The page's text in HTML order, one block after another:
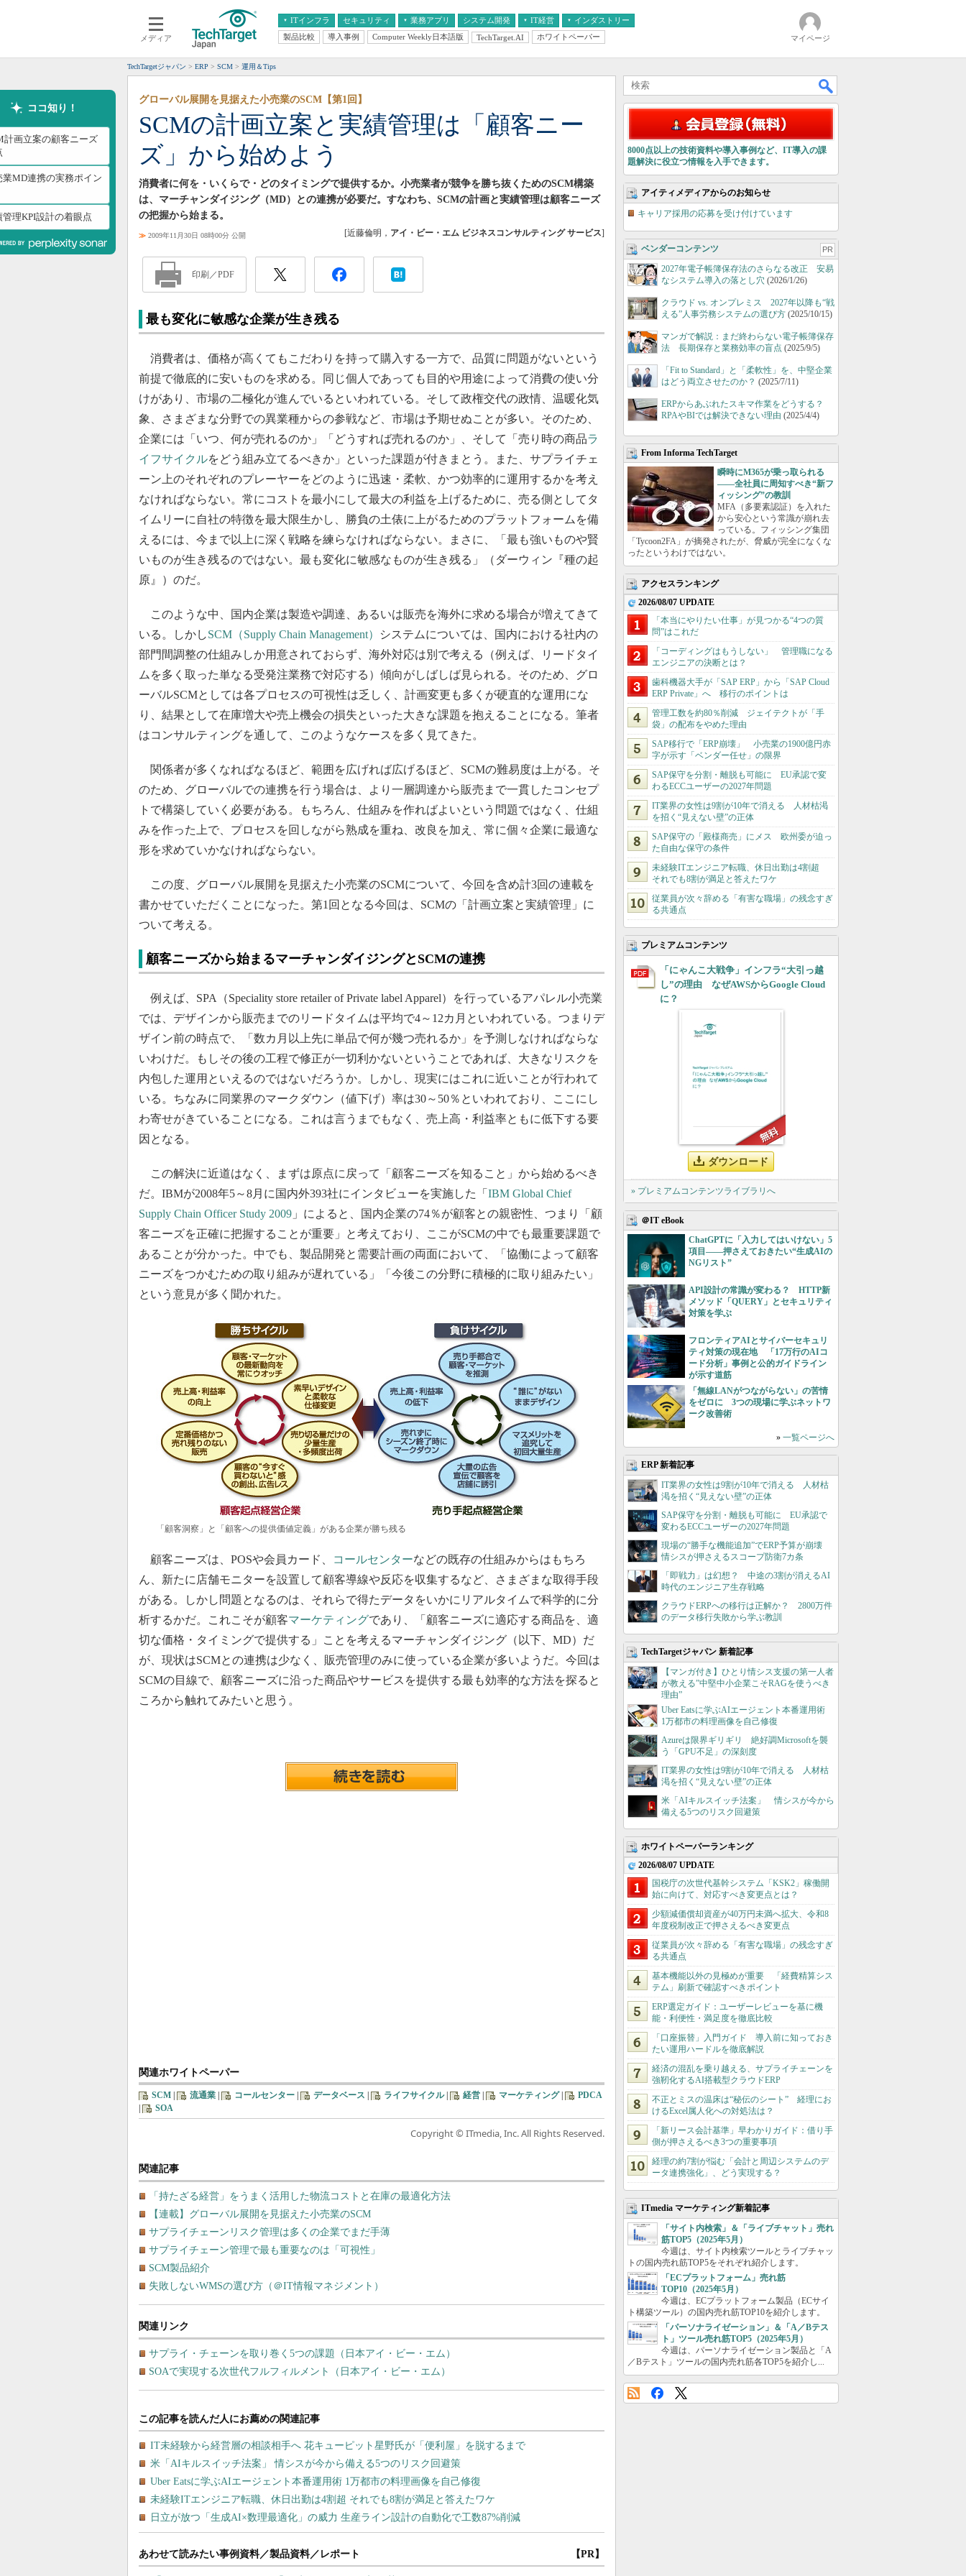
メディア
ITインフラ
クラウド
スマートモバイル
ネットワーク
システム運用管理
セキュリティ 業務アプリ
エンタープライズAI
ERP
CX
情報系システム
システム開発 IT経営
経営とIT
インダストリー
医療IT
製品比較 導入事例 Computer Weekly日本語版 TechTarget.AI ホワイトペーパー マイページ
TechTargetジャパン ERP SCM 運用＆Tips
ココ知り！
計画立案の顧客ニーズ
業MD連携の実務ポイン
管理KPI設計の着眼点
SCMの計画立案と実績管理は「顧客ニー
ズ」から始めよう
グローバル展開を見据えた小売業のSCM【第1回】
消費者に何を・いくらで・どのタイミングで提供するか。小売業者が競争を勝ち抜くためのSCM構築
は、マーチャンダイジング（MD）との連携が必要だ。すなわち、SCMの計画と実績管理は顧客ニーズ
の把握から始まる。
≫ 2009年11月30日 08時00分 公開 [近藤倫明， アイ・ビー・エム ビジネスコンサルティング サービス]
印刷／PDF
最も変化に敏感な企業が生き残る
消費者は、価格が高くてもこだわりを持って購入する一方で、品質に問題がないという
前提で徹底的に安いものを求める。同じ個人であっても目的や用途によって消費の使い分
けがあり、市場の二極化が進んでいるといわれている。そして政権交代の政情、温暖化気
象、さまざまな分野での異業種からの参戦など、市場は予期せぬことが多い。そのため、
企業には「いつ、何が売れるのか」「どうすれば売れるのか」、そして「売り時の商品ラ
イフサイクルをどう組み立てるべきか」といった課題が付きまとう。また、サプライチェ
ーン上のそれぞれのプレーヤーをどのように迅速・柔軟、かつ効率的に運用するかを考え
なければならない。常にコストを最小にして最大の利益を上げるために、売る側としてタ
イムリーに自社の特徴を最大限生かし、勝負の土俵に上がるためのプラットフォームを備
えるには、今まで以上に深く戦略を練らなければならない。まさに、「最も強いものや賢
いものが生き残るのではない。最も変化に敏感なものが生き残る」（ダーウィン『種の起
原』）のだ。
このような中、国内企業は製造や調達、あるいは販売を海外に求める場合が増えてきて
いる。しかしSCM（Supply Chain Management）
システムについては、国内における社内の
部門間調整の仕組みしか用意されておらず、海外対応は別で考える（例えば、リードタイ
ムを多く取った単なる受発注業務で対応する）傾向がしばしば見られる。そのため、グロ
ーバルSCMとしては各プロセスの可視性は乏しく、計画変更も多くが硬直的な運用にな
り、結果として在庫増大や売上機会の損失といった大きな課題を抱えることになる。筆者
はコンサルティングを通して、このようなケースを多く見てきた。
関係者が多くなればなるほど、範囲を広げれば広げるほど、SCMの難易度は上がる。そ
のため、グローバルでの連携を行う場合は、より一層調達から販売まで一貫したコンセプ
トで構築していく必要がある。もちろん、仕組みを作ればよいという問題ではなく、仕組
みを作った上で、プロセスを回しながら熟成を重ね、改良を加え、常に個々企業に最適な
形を求めていかなければならない。
この度、グローバル展開を見据えた小売業のSCMについて、今回を含め計3回の連載を
書かせていただくことになった。第1回となる今回は、SCMの「計画立案と実績管理」に
ついて考える。
顧客ニーズから始まるマーチャンダイジングとSCMの連携
例えば、SPA（Speciality store retailer of Private label Apparel）を行っているアパレル小売業
では、デザインから販売までのリードタイムは平均で4～12カ月といわれている。つまりデ
ザイン前の時点で、「数カ月以上先に単品で何が幾つ売れるか」を予測しなければならな
いわけだ。もしその後の工程で修正が一切利かないということであれば、大きなリスクを
内包した運用といえるのではないだろうか。しかし、現実にはこれに近いことが行われて
いる。ちなみに同業界のマークダウン（値下げ）率は30～50％といわれており、ここにし
わ寄せがきていることになる。これは言うまでもなく、売上高・利益率ともに低下する要
因となる。
この解決に近道はなく、まずは原点に戻って「顧客ニーズを知ること」から始めるべき
だ。IBMが2008年5～8月に国内外393社にインタビューを実施した「 IBM Global Chief
Supply Chain Officer Study 2009 」によると、国内企業の74％が顧客との親密性、つまり「顧
客ニーズを正確に把握することが重要」と考えており、ここがSCMの中でも最重要課題で
あることが分かった。中でも、製品開発と需要計画の両面において、「協働によって顧客
ニーズをつかむための取り組みが遅れている」「今後この分野に積極的に取り組みたい」
という意見が多く聞かれた。
「顧客洞察」と「顧客への提供価値定義」がある企業が勝ち残る
顧客ニーズは、POSや会員カード、 コールセンターなどの既存の仕組みからはもちろ
ん、新たに店舗モニターを設置して顧客導線や反応を収集するなど、さまざまな取得手段
がある。しかし問題となるのは、それらで得たデータをいかにリアルタイムで科学的に分
析するかだ。これこそが顧客マーケティングであり、「顧客ニーズに適応する商品を、適
切な価格・タイミングで提供する」ことを考えるマーチャンダイジング（以下、MD）だ
が、現状はSCMとの連携は少なく、販売管理のみに使っている企業が多いようだ。今回は
SCMの目線で、顧客ニーズに沿った商品やサービスを提供する最も効率的な方法を探ると
ころから触れてみたいと思う。
関連ホワイトペーパー
SCM 流通業 コールセンター データベース ライフサイクル| 経営 マーケティング|
PDCA
SOA
Copyright © ITmedia, Inc. All Rights Reserved.
関連記事
「持たざる経営」をうまく活用した物流コストと在庫の最適化方法
【連載】グローバル展開を見据えた小売業のSCM
サプライチェーンリスク管理は多くの企業でまだ手薄
サプライチェーン管理で最も重要なのは「可視性」
SCM製品紹介
失敗しないWMSの選び方（＠IT情報マネジメント）
関連リンク
サプライ・チェーンを取り巻く5つの課題（日本アイ・ビー・エム）
SOAで実現する次世代フルフィルメント（日本アイ・ビー・エム）
あわせて読みたい事例資料／製品資料／レポート 【PR】
8000点以上の技術資料や導入事例など、IT導入の課
題解決に役立つ情報を入手できます。
アイティメディアからのお知らせ
キャリア採用の応募を受け付けています
ベンダーコンテンツ PR
2027年電子帳簿保存法のさらなる改正 安易
なシステム導入の落とし穴 (2026/1/26)
クラウド vs. オンプレミス 2027年以降も“戦
える”人事労務システムの選び方 (2025/10/15)
マンガで解説：まだ終わらない電子帳簿保存
法 長期保存と業務効率の盲点 (2025/9/5)
「Fit to Standard」と「柔軟性」を、中堅企業
はどう両立させたのか？ (2025/7/11)
ERPからあぶれたスキマ作業をどうする？
RPAやBIでは解決できない理由 (2025/4/4)
From Informa TechTarget
瞬時にM365が乗っ取られる
――全社員に周知すべき“新フ
ィッシング”の教訓
MFA（多要素認証）を入れた
から安心という常識が崩れ去
っている。フィッシング集団
「Tycoon2FA」が摘発されたが、脅威が完全になくな
ったというわけではない。
アクセスランキング
2026/08/07 UPDATE
「本当にやりたい仕事」が見つかる“4つの質
問”はこれだ
「コーディングはもうしない」 管理職になる
エンジニアの決断とは？
歯科機器大手が「SAP ERP」から「SAP Cloud
ERP Private」へ 移行のポイントは
管理工数を約80％削減 ジェイテクトが「手
袋」の配布をやめた理由
SAP移行で「ERP崩壊」 小売業の1900億円赤
字が示す「ベンダー任せ」の限界
SAP保守を分割・離脱も可能に EU承認で変
わるECCユーザーの2027年問題
IT業界の女性は9割が10年で消える 人材枯渇
を招く“見えない壁”の正体
SAP保守の「殿様商売」にメス 欧州委が迫っ
た自由な保守の条件
未経験ITエンジニア転職、休日出勤は4割超
それでも8割が満足と答えたワケ
従業員が次々辞める「有害な職場」の残念すぎ
る共通点
プレミアムコンテンツ
「にゃんこ大戦争」インフラ“大引っ越
し”の理由 なぜAWSからGoogle Cloud
に？
ダウンロード
» プレミアムコンテンツライブラリへ
＠IT eBook
ChatGPTに「入力してはいけない」5
項目――押さえておきたい“生成AIの
NGリスト”
API設計の常識が変わる？ HTTP新
メソッド「QUERY」とセキュリティ
対策を学ぶ
フロンティアAIとサイバーセキュリ
ティ対策の現在地 「17万行のAIコ
ード分析」事例と公的ガイドライン
が示す道筋
「無線LANがつながらない」の苦情
をゼロに 3つの現場に学ぶネットワ
ーク改善術
» 一覧ページへ
ERP 新着記事
IT業界の女性は9割が10年で消える 人材枯
渇を招く“見えない壁”の正体
SAP保守を分割・離脱も可能に EU承認で
変わるECCユーザーの2027年問題
現場の“勝手な機能追加”でERP予算が崩壊
情シスが押さえるスコープ防衛7カ条
「即戦力」は幻想？ 中途の3割が消えるAI
時代のエンジニア生存戦略
クラウドERPへの移行は正解か？ 2800万件
のデータ移行失敗から学ぶ教訓
TechTargetジャパン 新着記事
【マンガ付き】ひとり情シス支援の第一人者
が教える”中堅中小企業こそRAGを使うべき
理由”
Uber Eatsに学ぶAIエージェント本番運用術
1万都市の料理画像を自己修復
Azureは限界ギリギリ 絶好調Microsoftを襲
う「GPU不足」の深刻度
IT業界の女性は9割が10年で消える 人材枯
渇を招く“見えない壁”の正体
米「AIキルスイッチ法案」 情シスが今から
備える5つのリスク回避策
ホワイトペーパーランキング
2026/08/07 UPDATE
国税庁の次世代基幹システム「KSK2」稼働開
始に向けて、対応すべき変更点とは？
少額減価償却資産が40万円未満へ拡大、令和8
年度税制改正で押さえるべき変更点
従業員が次々辞める「有害な職場」の残念すぎ
る共通点
基本機能以外の見極めが重要 「経費精算シス
テム」刷新で確認すべきポイント
ERP選定ガイド：ユーザーレビューを基に機
能・利便性・満足度を徹底比較
「口座振替」入門ガイド 導入前に知っておき
たい運用ハードルを徹底解説
経済の混乱を乗り越える、サプライチェーンを
強靭化するAI搭載型クラウドERP
不正とミスの温床は“秘伝のシート” 経理にお
けるExcel属人化への対処法は？
「新リース会計基準」早わかりガイド：借り手
側が押さえるべき3つの重要事項
経理の約7割が悩む「会計と周辺システムのデ
ータ連携強化」、どう実現する？
ITmedia マーケティング新着記事
「サイト内検索」＆「ライブチャット」売れ
筋TOP5（2025年5月）
今週は、サイト内検索ツールとライブチャッ
トの国内売れ筋TOP5をそれぞれ紹介します。
「ECプラットフォーム」売れ筋
TOP10（2025年5月）
今週は、ECプラットフォーム製品（ECサイ
ト構築ツール）の国内売れ筋TOP10を紹介します。
「パーソナライゼーション」＆「A／Bテス
ト」ツール売れ筋TOP5（2025年5月）
今週は、パーソナライゼーション製品と「A
／Bテスト」ツールの国内売れ筋各TOP5を紹介し...